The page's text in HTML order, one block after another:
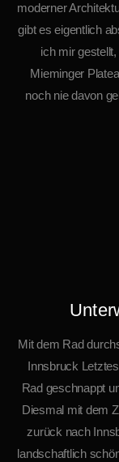
moderner
gibt es eigentlich
ich mir
Mieminger
noch nie davon
Mit dem Rad
Innsbruck
Rad geschnappt
Diesmal mit dem
zurück nach
landschaftlich